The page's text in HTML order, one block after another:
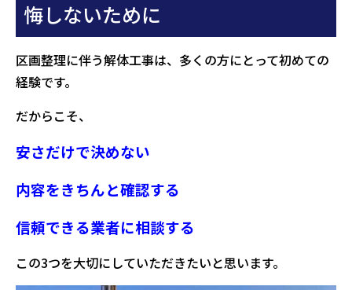
悔しないために
区画整理に伴う解体工事は、多くの方にとって初めての
経験です。
だからこそ、
安さだけで決めない
内容をきちんと確認する
信頼できる業者に相談する
この3つを大切にしていただきたいと思います。